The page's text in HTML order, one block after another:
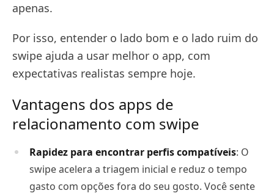
apenas.
Por isso, entender o lado bom e o lado ruim do
swipe ajuda a usar melhor o app, com
expectativas realistas sempre hoje.
Vantagens dos apps de
relacionamento com swipe
Rapidez para encontrar perfis compatíveis: O
swipe acelera a triagem inicial e reduz o tempo
gasto com opções fora do seu gosto. Você sente